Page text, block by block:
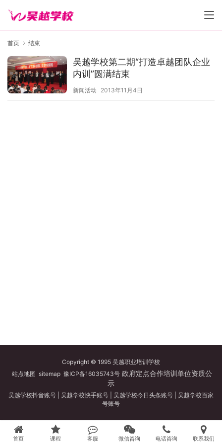
首页 结束
吴越学校第二期“打造卓越团队企业
内训”圆满结束
新闻活动 2013年11月4日
Copyright © 1995 吴越职业培训学校
站点地图 sitemap 豫ICP备16035743号政府定点合作培训单位资质公
示
吴越学校抖音账号 吴越学校快手账号 吴越学校今日头条账号
吴越学校百家
号账号
首页 课程 客服 微信咨询 电话咨询 联系我们